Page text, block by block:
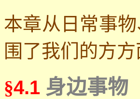
本章从日常事
围了我们的方方
§4.1 身边事物